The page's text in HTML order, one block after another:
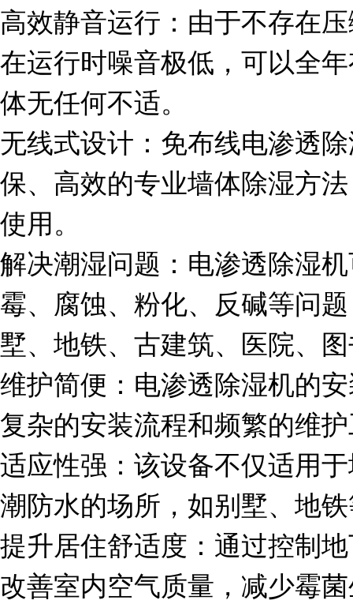
高效静音运行：由于不存在
在运行时噪音极低，可以全
体无任何不适。
无线式设计：免布线电渗透
保、高效的专业墙体除湿方
使用。
解决潮湿问题：电渗透除湿
霉、腐蚀、粉化、反碱等问
墅、地铁、古建筑、医院、
维护简便：电渗透除湿机的
复杂的安装流程和频繁的维
适应性强：该设备不仅适用
潮防水的场所，如别墅、地
提升居住舒适度：通过控制
改善室内空气质量，减少霉